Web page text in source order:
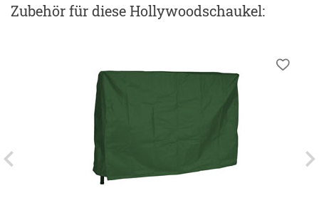
Zubehörfür diese Hollywoodschaukel: